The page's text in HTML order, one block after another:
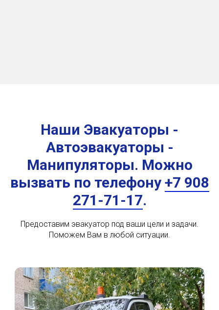
Наши Эвакуаторы -
Автоэвакуаторы -
Манипуляторы. Можно
вызвать по телефону+7 908
271-71-17.
Предоставим эвакуатор под ваши цели и задачи.
Поможем Вам в любой ситуации.